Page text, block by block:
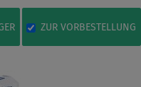
ZUR VORBESTELLUNG